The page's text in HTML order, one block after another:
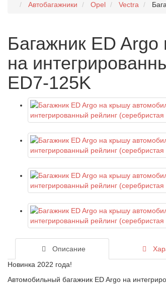
Автобагажники Opel Vectra
Багажник ED
на
ED7-125K
Описание
Новинка 2022 года!
Автомобильный багажник ED Argo на